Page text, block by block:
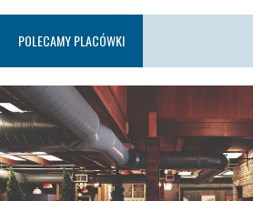
POLECAMY PLACÓWKI